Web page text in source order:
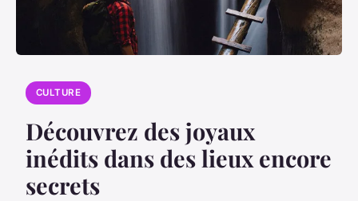
CULTURE
Découvrez des joyaux
inédits dans des lieux encore
secrets